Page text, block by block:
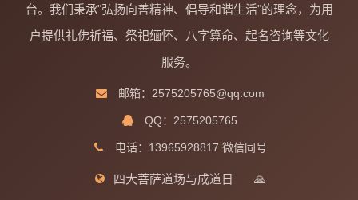
台。我们秉承"弘扬向善精神、倡导和谐生活"的理念，为用
户提供礼佛祈福、祭祀缅怀、八字算命、起名咨询等文化
服务。
邮箱：2575205765@qq.com
QQ：2575205765
电话：13965928817 微信同号
四大菩萨道场与成道日 🙏